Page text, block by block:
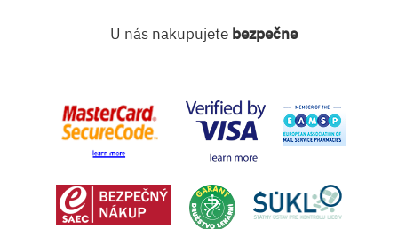
U nás nakupujete bezpečne